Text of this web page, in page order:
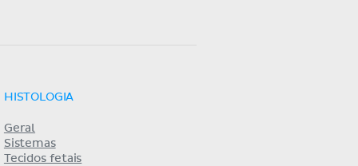
HISTOLOGIA
Geral
Sistemas
Tecidos fetais